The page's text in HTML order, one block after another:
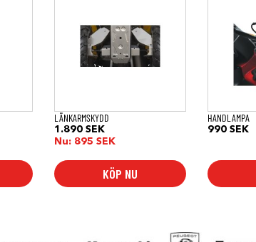
LÄNKARMSKYDD
1.890SEK
Nu: 895SEK
KÖP NU
HANDLAMPA
990SEK